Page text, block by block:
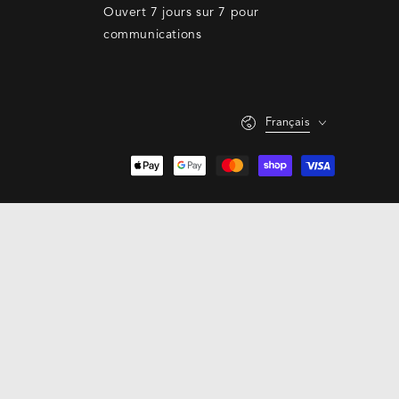
Ouvert 7 jours sur 7 pour
communications
Français